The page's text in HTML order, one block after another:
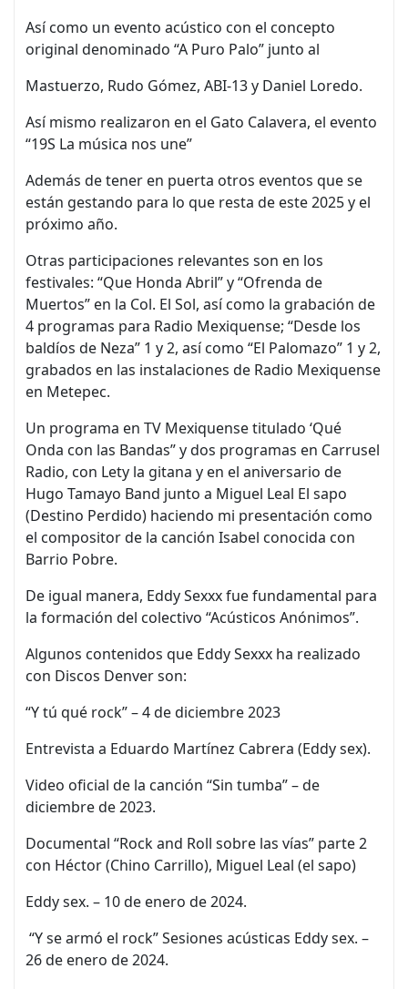
Así como un evento acústico con el concepto
original denominado “A Puro Palo” junto al
Mastuerzo, Rudo Gómez, ABI-13 y Daniel Loredo.
Así mismo realizaron en el Gato Calavera, el evento
“19S La música nos une”
Además de tener en puerta otros eventos que se
están gestando para lo que resta de este 2025 y el
próximo año.
Otras participaciones relevantes son en los
festivales: “Que Honda Abril” y “Ofrenda de
Muertos” en la Col. El Sol, así como la grabación de
4 programas para Radio Mexiquense; “Desde los
baldíos de Neza” 1 y 2, así como “El Palomazo” 1 y 2,
grabados en las instalaciones de Radio Mexiquense
en Metepec.
Un programa en TV Mexiquense titulado ‘Qué
Onda con las Bandas” y dos programas en Carrusel
Radio, con Lety la gitana y en el aniversario de
Hugo Tamayo Band junto a Miguel Leal El sapo
(Destino Perdido) haciendo mi presentación como
el compositor de la canción Isabel conocida con
Barrio Pobre.
De igual manera, Eddy Sexxx fue fundamental para
la formación del colectivo “Acústicos Anónimos”.
Algunos contenidos que Eddy Sexxx ha realizado
con Discos Denver son:
“Y tú qué rock” – 4 de diciembre 2023
Entrevista a Eduardo Martínez Cabrera (Eddy sex).
Video oficial de la canción “Sin tumba” – de
diciembre de 2023.
Documental “Rock and Roll sobre las vías” parte 2
con Héctor (Chino Carrillo), Miguel Leal (el sapo)
Eddy sex. – 10 de enero de 2024.
“Y se armó el rock” Sesiones acústicas Eddy sex. –
26 de enero de 2024.